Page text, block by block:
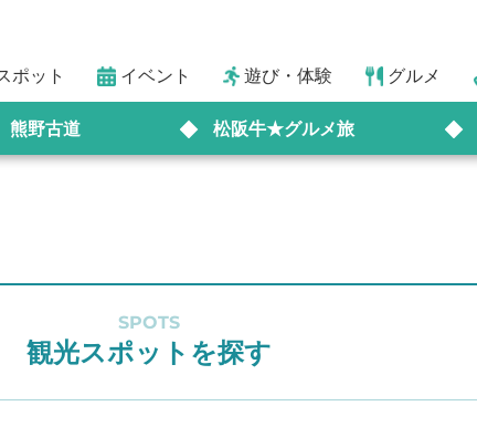
ポット イベント 遊び・体験 グルメ
熊野古道 松阪牛★グルメ旅
SPOTS
観光スポットを探す